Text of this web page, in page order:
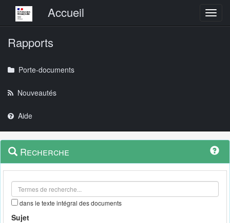
Menu principalAccueil
Rapports
Porte-documents
Nouveautés
Aide
Navigation
outils
Menu
contextuel
Recherche
dans le texte intégral des documents
Sujet